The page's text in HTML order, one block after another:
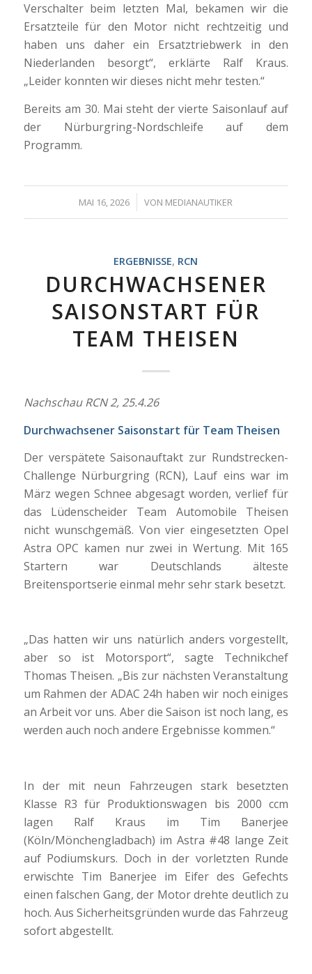
Verschalter beim letzten Mal, bekamen wir die
Ersatzteile für den Motor nicht rechtzeitig und
haben uns daher ein Ersatztriebwerk in den
Niederlanden besorgt“, erklärte Ralf Kraus.
„Leider konnten wir dieses nicht mehr testen.“
Bereits am 30. Mai steht der vierte Saisonlauf auf
der Nürburgring-Nordschleife auf dem
Programm.
MAI 16, 2026
/ VON MEDIANAUTIKER
ERGEBNISSE, RCN
DURCHWACHSENER
SAISONSTART FÜR
TEAM THEISEN
Nachschau RCN 2, 25.4.26
Durchwachsener Saisonstart für Team Theisen
Der verspätete Saisonauftakt zur Rundstrecken-
Challenge Nürburgring (RCN), Lauf eins war im
März wegen Schnee abgesagt worden, verlief für
das Lüdenscheider Team Automobile Theisen
nicht wunschgemäß. Von vier eingesetzten Opel
Astra OPC kamen nur zwei in Wertung. Mit 165
Startern war Deutschlands älteste
Breitensportserie einmal mehr sehr stark besetzt.
„Das hatten wir uns natürlich anders vorgestellt,
aber so ist Motorsport“, sagte Technikchef
Thomas Theisen. „Bis zur nächsten Veranstaltung
um Rahmen der ADAC 24h haben wir noch einiges
an Arbeit vor uns. Aber die Saison ist noch lang, es
werden auch noch andere Ergebnisse kommen.“
In der mit neun Fahrzeugen stark besetzten
Klasse R3 für Produktionswagen bis 2000 ccm
lagen Ralf Kraus im Tim Banerjee
(Köln/Mönchengladbach) im Astra #48 lange Zeit
auf Podiumskurs. Doch in der vorletzten Runde
erwischte Tim Banerjee im Eifer des Gefechts
einen falschen Gang, der Motor drehte deutlich zu
hoch. Aus Sicherheitsgründen wurde das Fahrzeug
sofort abgestellt.